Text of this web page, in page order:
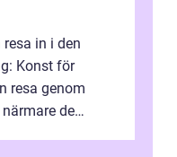
in i den
Konst för
resa genom
de